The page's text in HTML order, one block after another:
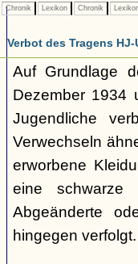
Chronik Lexikon Chronik
Verbot des Tragens
Auf Grundlage
Dezember 1934
Jugendliche
Verwechseln
erworbene
eine schwarze
Abgeänderte
hingegen verfolgt.